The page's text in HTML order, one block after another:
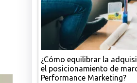
¿Cómo equilibrar la
el posicionamiento de
Performance Marketing?